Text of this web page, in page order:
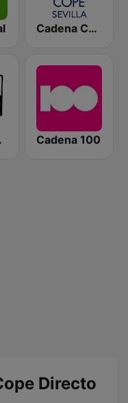
Cadena COPE Sevilla
Cadena 100
Directo